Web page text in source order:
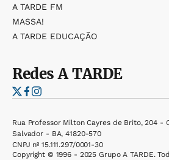
A TARDE FM
MASSA!
A TARDE EDUCAÇÃO
RedesA TARDE
Rua Professor Milton Cayres de Brito, 204 -
Salvador - BA, 41820-570
CNPJ nº 15.111.297/0001-30
Copyright © 1996 - 2025 Grupo A TARDE.